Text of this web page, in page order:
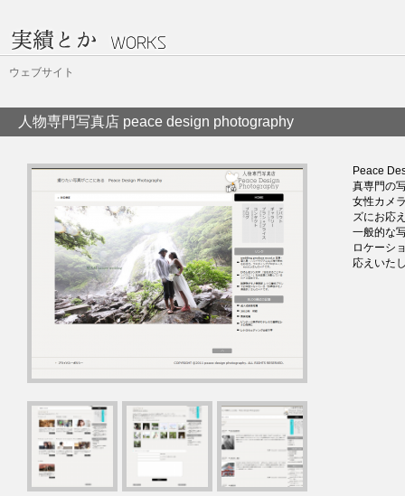
ウェブサイト
人物専門写真店 peace design photography
Peace
真専門の
女性カメ
ズにお応
一般的な
ロケーシ
応えいた